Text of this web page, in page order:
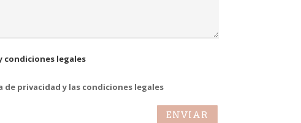
condiciones legales
privacidad y las condiciones legales
ENVIAR